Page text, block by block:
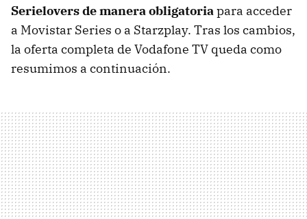
Serielovers de manera obligatoriapara acceder
a Movistar Series o a Starzplay. Tras los cambios,
la oferta completa de Vodafone TV queda como
resumimos a continuación.